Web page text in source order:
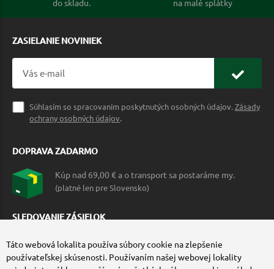
do skladu.
na malé splátky
ZASIELANIE NOVINIEK
Súhlasím so spracovaním poskytnutých osobných údajov.Zásady
ochrany osobných údajov.
DOPRAVA ZADARMO
Kúp nad 69,00 € a o transport sa postaráme my.
(platné len pre Slovensko)
SLEDOVANIE ZÁSIELOK
Táto webová lokalita používa súbory cookie na zlepšenie
používateľskej skúsenosti. Používaním našej webovej lokality